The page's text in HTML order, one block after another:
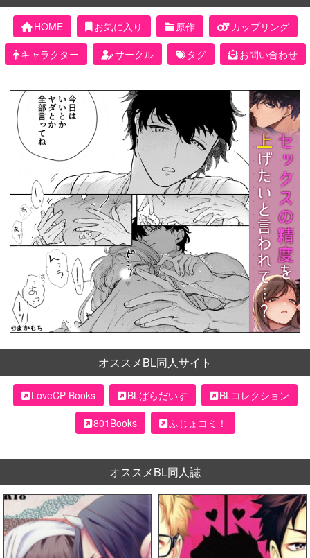
HOME お気に入り 原作
カップリング
キャラクター
サークル タグ お問い合わせ
オススメBL同人サイト
LoveCP Books BLぱらだいす
BLコレクション
801Books
ふじょコミ！
オススメBL同人誌